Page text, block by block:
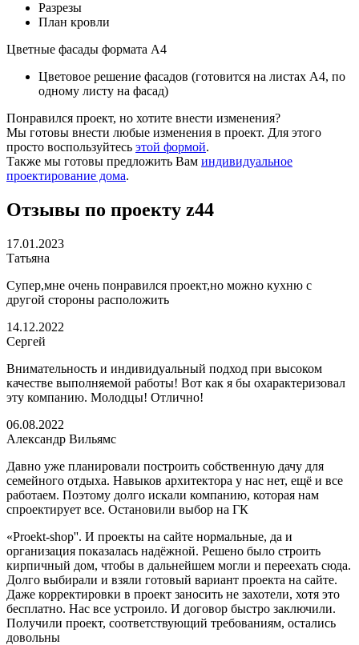
Разрезы
План кровли
Цветные фасады формата А4
Цветовое решение фасадов (готовится на листах А4, по
одному листу на фасад)
Понравился проект, но хотите внести изменения?
Мы готовы внести любые изменения в проект. Для этого
просто воспользуйтесь этой формой.
Также мы готовы предложить Вам индивидуальное
проектирование дома.
Отзывы по проекту z44
17.01.2023
Татьяна
Супер,мне очень понравился проект,но можно кухню с
другой стороны расположить
14.12.2022
Сергей
Внимательность и индивидуальный подход при высоком
качестве выполняемой работы! Вот как я бы охарактеризовал
эту компанию. Молодцы! Отлично!
06.08.2022
Александр Вильямс
Давно уже планировали построить собственную дачу для
семейного отдыха. Навыков архитектора у нас нет, ещё и все
работаем. Поэтому долго искали компанию, которая нам
спроектирует все. Остановили выбор на ГК
«Proekt-shop''. И проекты на сайте нормальные, да и
организация показалась надёжной. Решено было строить
кирпичный дом, чтобы в дальнейшем могли и переехать сюда.
Долго выбирали и взяли готовый вариант проекта на сайте.
Даже корректировки в проект заносить не захотели, хотя это
бесплатно. Нас все устроило. И договор быстро заключили.
Получили проект, соответствующий требованиям, остались
довольны